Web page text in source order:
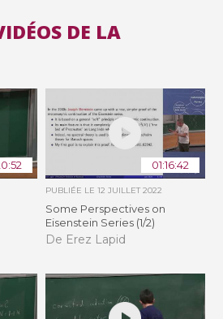
DE LA
01:16:42
PUBLIÉE LE 12 JUILLET 2022
Some Perspectives on
Eisenstein Series (1/2)
De Erez Lapid